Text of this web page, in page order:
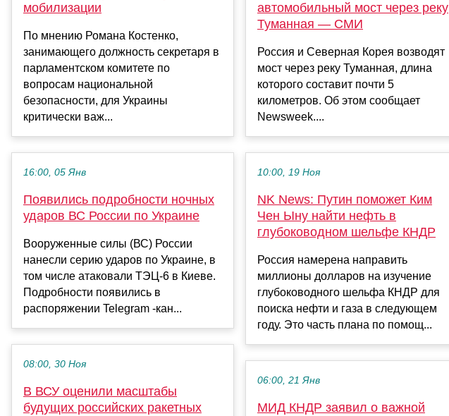
мобилизации
По мнению Романа Костенко,
занимающего должность секретаря в
парламентском комитете по
вопросам национальной
безопасности, для Украины
критически важ...
16:00, 05 Янв
Появились подробности ночных
ударов ВС России по Украине
Вооруженные силы (ВС) России
нанесли серию ударов по Украине, в
том числе атаковали ТЭЦ-6 в Киеве.
Подробности появились в
распоряжении Telegram -кан...
08:00, 30 Ноя
В ВСУ оценили масштабы
будущих российских ракетных
автомобильный мост через реку
Туманная — СМИ
Россия и Северная Корея возводят
мост через реку Туманная, длина
которого составит почти 5
километров. Об этом сообщает
Newsweek....
10:00, 19 Ноя
NK News: Путин поможет Ким
Чен Ыну найти нефть в
глубоководном шельфе КНДР
Россия намерена направить
миллионы долларов на изучение
глубоководного шельфа КНДР для
поиска нефти и газа в следующем
году. Это часть плана по помощ...
06:00, 21 Янв
МИД КНДР заявил о важной